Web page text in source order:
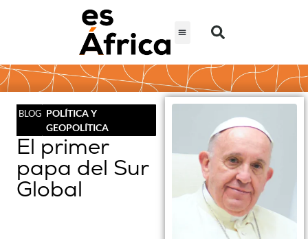
BLOG POLÍTICA Y
GEOPOLÍTICA
El primer
papa del Sur
Global